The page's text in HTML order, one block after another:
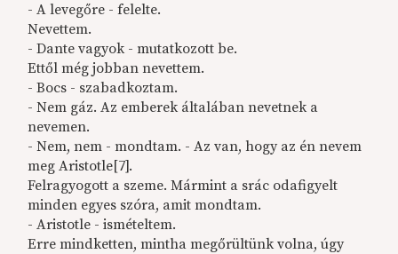
- A levegőre - felelte.
Nevettem.
- Dante vagyok - mutatkozott be.
Ettől még jobban nevettem.
- Bocs - szabadkoztam.
- Nem gáz. Az emberek általában nevetnek a
nevemen.
- Nem, nem - mondtam. - Az van, hogy az én nevem
meg Aristotle[7].
Felragyogott a szeme. Mármint a srác odafigyelt
minden egyes szóra, amit mondtam.
- Aristotle - ismételtem.
Erre mindketten, mintha megőrültünk volna, úgy